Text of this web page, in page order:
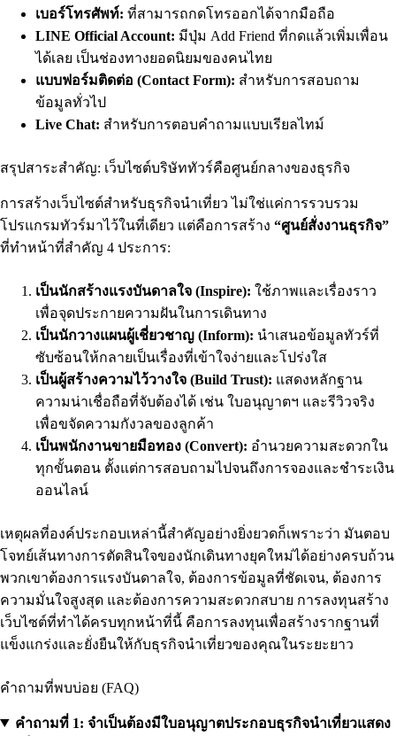
เบอร์โทรศัพท์: ที่สามารถกดโทรออกได้จากมือถือ
LINE Official Account: มีปุ่ม Add Friend ที่กดแล้วเพิ่มเพื่อน
ได้เลย เป็นช่องทางยอดนิยมของคนไทย
แบบฟอร์มติดต่อ (Contact Form): สำหรับการสอบถาม
ข้อมูลทั่วไป
Live Chat: สำหรับการตอบคำถามแบบเรียลไทม์
สรุปสาระสำคัญ: เว็บไซต์บริษัททัวร์คือศูนย์กลางของธุรกิจ
การสร้างเว็บไซต์สำหรับธุรกิจนำเที่ยว ไม่ใช่แค่การรวบรวม
โปรแกรมทัวร์มาไว้ในที่เดียว แต่คือการสร้าง “ศูนย์สั่งงานธุรกิจ”
ที่ทำหน้าที่สำคัญ 4 ประการ:
เป็นนักสร้างแรงบันดาลใจ (Inspire): ใช้ภาพและเรื่องราว
เพื่อจุดประกายความฝันในการเดินทาง
เป็นนักวางแผนผู้เชี่ยวชาญ (Inform): นำเสนอข้อมูลทัวร์ที่
ซับซ้อนให้กลายเป็นเรื่องที่เข้าใจง่ายและโปร่งใส
เป็นผู้สร้างความไว้วางใจ (Build Trust): แสดงหลักฐาน
ความน่าเชื่อถือที่จับต้องได้ เช่น ใบอนุญาตฯ และรีวิวจริง
เพื่อขจัดความกังวลของลูกค้า
เป็นพนักงานขายมือทอง (Convert): อำนวยความสะดวกใน
ทุกขั้นตอน ตั้งแต่การสอบถามไปจนถึงการจองและชำระเงิน
ออนไลน์
เหตุผลที่องค์ประกอบเหล่านี้สำคัญอย่างยิ่งยวดก็เพราะว่า มันตอบ
โจทย์เส้นทางการตัดสินใจของนักเดินทางยุคใหม่ได้อย่างครบถ้วน
พวกเขาต้องการแรงบันดาลใจ, ต้องการข้อมูลที่ชัดเจน, ต้องการ
ความมั่นใจสูงสุด และต้องการความสะดวกสบาย การลงทุนสร้าง
เว็บไซต์ที่ทำได้ครบทุกหน้าที่นี้ คือการลงทุนเพื่อสร้างรากฐานที่
แข็งแกร่งและยั่งยืนให้กับธุรกิจนำเที่ยวของคุณในระยะยาว
คำถามที่พบบ่อย (FAQ)
คำถามที่ 1: จำเป็นต้องมีใบอนุญาตประกอบธุรกิจนำเที่ยวแสดง